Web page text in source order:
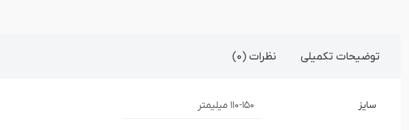
توضیحات تکمیلی نظرات (0)
سایز 110-150 میلیمتر